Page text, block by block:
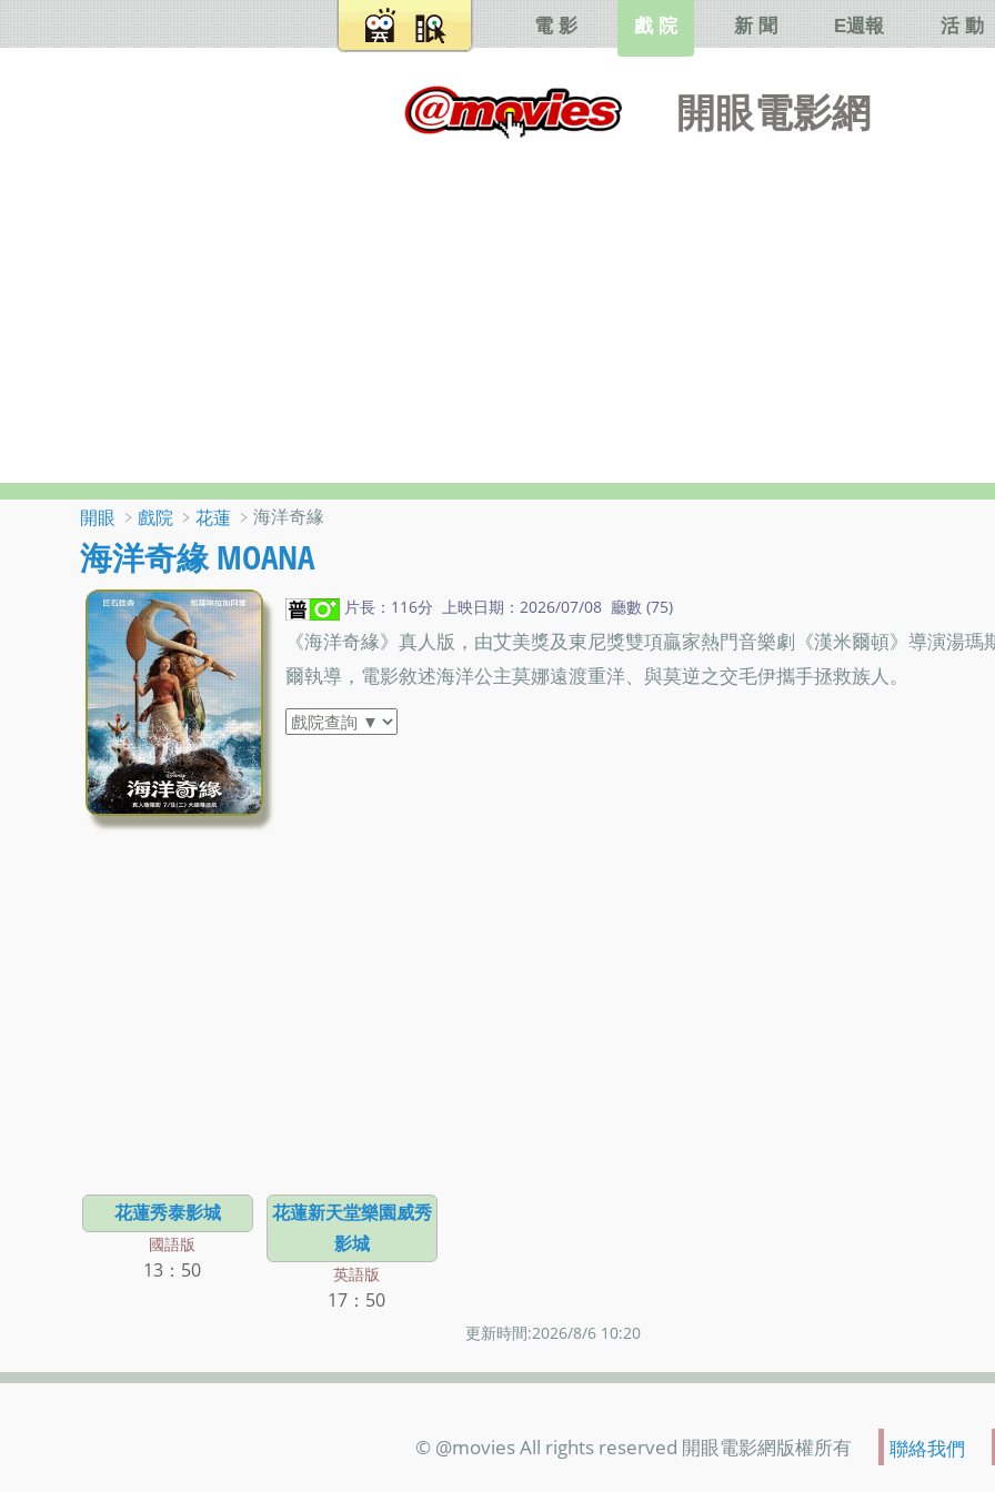
開眼電影網
電 影 戲 院 新 聞 E週報 活 動
開眼 ﹥ 戲院 ﹥ 花蓮 ﹥海洋奇緣
海洋奇緣 MOANA
片長：116分 上映日期：2026/07/08 廳數 (75)
《海洋奇緣》真人版，由艾美獎及東尼獎雙項贏家熱門音樂劇《漢米爾頓》導演湯瑪
爾執導，電影敘述海洋公主莫娜遠渡重洋、與莫逆之交毛伊攜手拯救族人。
花蓮秀泰影城
國語版
13：50
花蓮新天堂樂園威秀
影城
英語版
17：50
更新時間:2026/8/6 10:20
© @movies All rights reserved 開眼電影網版權所有 聯絡我們